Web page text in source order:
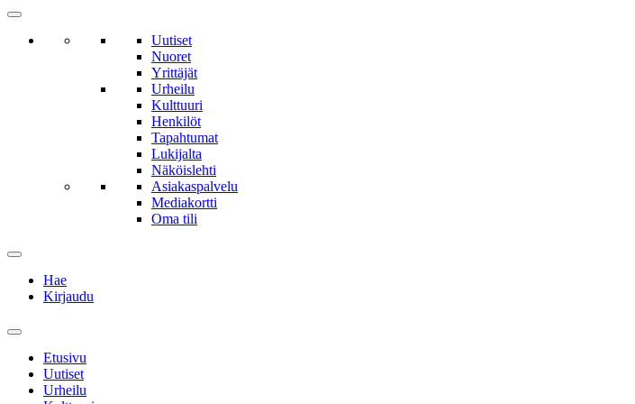
Uutiset
Nuoret
Yrittäjät
Urheilu
Kulttuuri
Henkilöt
Tapahtumat
Lukijalta
Näköislehti
Asiakaspalvelu
Mediakortti
Oma tili
Hae
Kirjaudu
Etusivu
Uutiset
Urheilu